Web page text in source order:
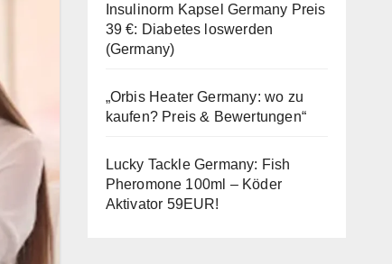
Insulinorm Kapsel Germany Preis
39 €: Diabetes loswerden
(Germany)
„Orbis Heater Germany: wo zu
kaufen? Preis & Bewertungen“
Lucky Tackle Germany: Fish
Pheromone 100ml – Köder
Aktivator 59EUR!